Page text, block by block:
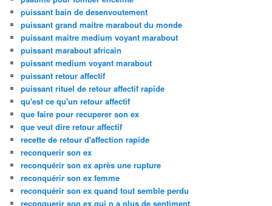
puissant bain de desenvoutement
puissant grand maitre marabout du monde
puissant maitre medium voyant marabout
puissant marabout africain
puissant medium voyant marabout
puissant retour affectif
puissant rituel de retour affectif rapide
qu'est ce qu'un retour affectif
que faire pour recuperer son ex
que veut dire retour affectif
recette de retour d'affection rapide
reconquerir son ex
reconquérir son ex après une rupture
reconquérir son ex femme
reconquérir son ex quand tout semble perdu
reconquerir son ex qui n a plus de sentiment